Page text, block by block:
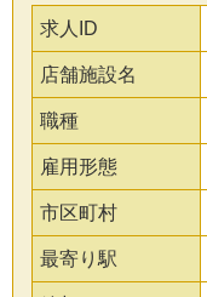
求人ID
店舗施設名
職種
雇用形態
市区町村
最寄り駅